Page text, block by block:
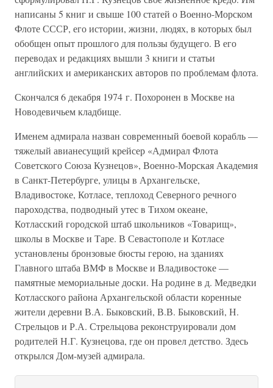
написаны 5 книг и свыше 100 статей о Военно-Морском
Флоте СССР, его истории, жизни, людях, в которых был
обобщен опыт прошлого для пользы будущего. В его
переводах и редакциях вышли 3 книги и статьи
английских и американских авторов по проблемам флота.
Скончался 6 декабря 1974 г. Похоронен в Москве на
Новодевичьем кладбище.
Именем адмирала назван современный боевой корабль —
тяжелый авианесущий крейсер «Адмирал Флота
Советского Союза Кузнецов», Военно-Морская Академия
в Санкт-Петербурге, улицы в Архангельске,
Владивостоке, Котласе, теплоход Северного речного
пароходства, подводный утес в Тихом океане,
Котласский городской штаб школьников «Товарищ»,
школы в Москве и Таре. В Севастополе и Котласе
установлены бронзовые бюсты герою, на зданиях
Главного штаба ВМФ в Москве и Владивостоке —
памятные мемориальные доски. На родине в д. Медведки
Котласского района Архангельской области коренные
жители деревни В.А. Быковский, В.В. Быковский, Н.
Стрельцов и Р.А. Стрельцова реконструировали дом
родителей Н.Г. Кузнецова, где он провел детство. Здесь
открылся Дом-музей адмирала.